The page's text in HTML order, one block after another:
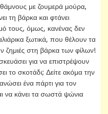
με ζουμερά μούρα,
τη βάρκα και φτάνει
τους, όμως, κανένας δεν
ξωτικά, που θέλουν τα
ζημιές στη βάρκα των φίλων!
για να επιστρέψουν
το σκοτάδι; Δείτε ακόμα την
ένα πάρτι για τον
να κάνει τα σωστά ψώνια